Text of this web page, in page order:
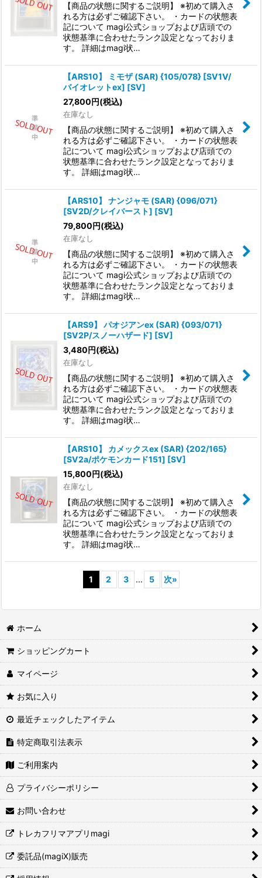
【商品の状態に関するご説明】 ※初めて購入さ
れる方は必ずご確認下さい。 ・カードの状態表
記について magi公式ショップおよび店頭での
状態基準に合わせたランク設定となっておりま
す。 詳細はmagi状…
【ARS10】 ミモザ (SAR) {105/078} [SV1V/
バイオレットex] [SV]
27,800円(税込)
在庫なし
【商品の状態に関するご説明】 ※初めて購入さ
れる方は必ずご確認下さい。 ・カードの状態表
記について magi公式ショップおよび店頭での
状態基準に合わせたランク設定となっておりま
す。 詳細はmagi状…
【ARS10】 ナンジャモ (SAR) {096/071}
[SV2D/クレイバースト] [SV]
79,800円(税込)
在庫なし
【商品の状態に関するご説明】 ※初めて購入さ
れる方は必ずご確認下さい。 ・カードの状態表
記について magi公式ショップおよび店頭での
状態基準に合わせたランク設定となっておりま
す。 詳細はmagi状…
【ARS9】 パオジアンex (SAR) {093/071}
[SV2P/スノーハザード] [SV]
3,480円(税込)
在庫なし
【商品の状態に関するご説明】 ※初めて購入さ
れる方は必ずご確認下さい。 ・カードの状態表
記について magi公式ショップおよび店頭での
状態基準に合わせたランク設定となっておりま
す。 詳細はmagi状…
【ARS10】 カメックスex (SAR) {202/165}
[SV2a/ポケモンカード151] [SV]
15,800円(税込)
在庫なし
【商品の状態に関するご説明】 ※初めて購入さ
れる方は必ずご確認下さい。 ・カードの状態表
記について magi公式ショップおよび店頭での
状態基準に合わせたランク設定となっておりま
す。 詳細はmagi状…
1 2 3 ... 5 次»
ホーム
ショッピングカート
マイページ
お気に入り
最近チェックしたアイテム
特定商取引法表示
ご利用案内
プライバシーポリシー
お問い合わせ
トレカフリマアプリmagi
委託品(magiX)販売